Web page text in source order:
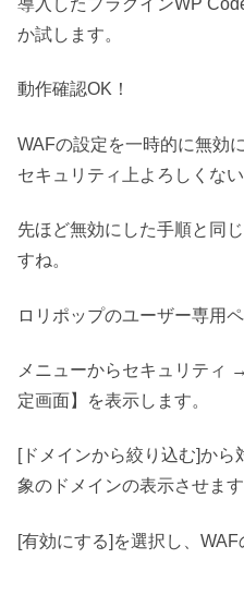
導入したプラグインWP
か試します。
動作確認OK！
WAFの設定を一時的に無効
セキュリティ上よろしくな
先ほど無効にした手順と同
すね。
ロリポップのユーザー専用
メニューからセキュリティ
定画面】を表示します。
[ドメインから絞り込む]か
象のドメインの表示させます
[有効にする]を選択し、WAF